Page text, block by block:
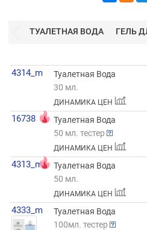
ТУАЛЕТНАЯ ВОДА ГЕЛЬ
4314_m
Туалетная Вода
30 мл.
ДИНАМИКА ЦЕН
16738
Туалетная Вода
50 мл. тестер
ДИНАМИКА ЦЕН
4313_m
Туалетная Вода
50 мл.
ДИНАМИКА ЦЕН
4333_m
Туалетная Вода
100мл. тестер